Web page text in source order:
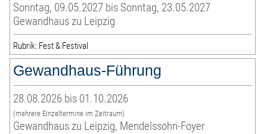
Sonntag, 09.05.2027 bis Sonntag, 23.05.2027
Gewandhaus zu Leipzig
Rubrik: Fest & Festival
Gewandhaus-Führung
28.08.2026 bis 01.10.2026
(mehrere Einzeltermine im Zeitraum)
Gewandhaus zu Leipzig, Mendelssohn-Foyer